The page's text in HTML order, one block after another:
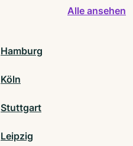
Alle ansehen
Hamburg
Köln
Stuttgart
Leipzig